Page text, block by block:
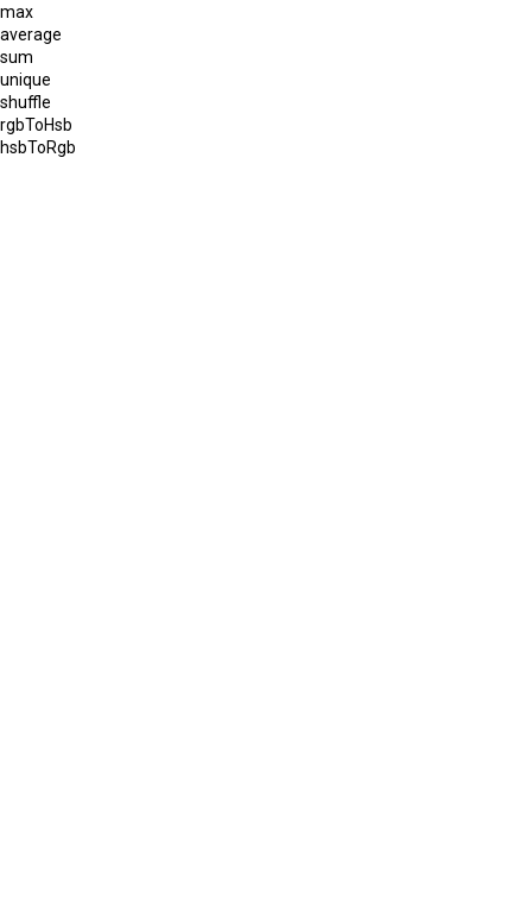
max
average
sum
unique
shuffle
rgbToHsb
hsbToRgb